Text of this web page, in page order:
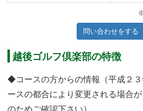
問い合わせをする
越後ゴルフ倶楽部の特徴
◆コースの方からの情報（平成２３
ースの都合により変更される場合